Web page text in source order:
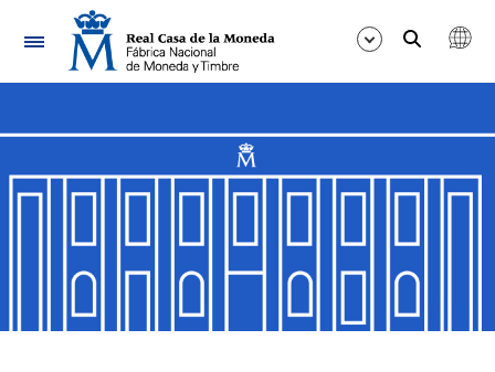
Nabigazioa
Erakutsi/Ezkutatu
Erakutsi/Ezkutatu
Erakutsi/Ezkutatu